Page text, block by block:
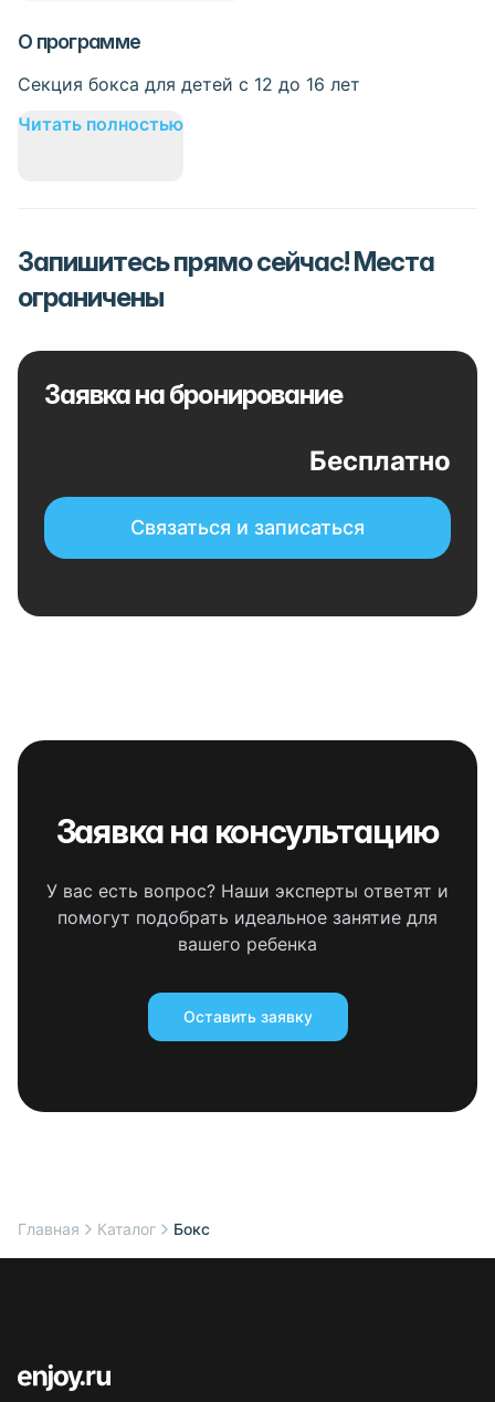
О программе
Секция бокса для детей с 12 до 16 лет
Читать полностью
Запишитесь прямо сейчас! Места
ограничены
Заявка на бронирование
Бесплатно
Связаться и записаться
Заявка на консультацию
У вас есть вопрос? Наши эксперты ответят и
помогут подобрать идеальное занятие для
вашего ребенка
Оставить заявку
Главная Каталог Бокс